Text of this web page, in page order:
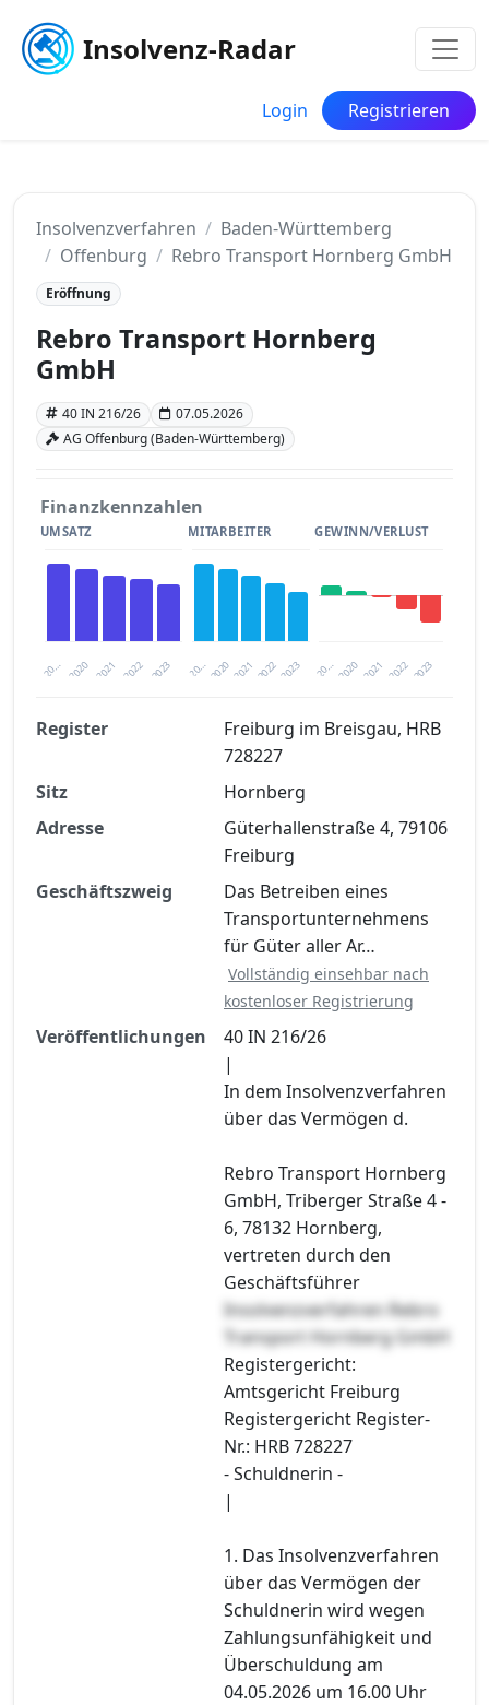
Insolvenz-Radar
Login Registrieren
Insolvenzverfahren
Baden-Württemberg
Offenburg
Rebro Transport Hornberg GmbH
Eröffnung
Rebro Transport Hornberg
GmbH
40 IN 216/26
07.05.2026
AG Offenburg (Baden-Württemberg)
Finanzkennzahlen
UMSATZ
20… 2021 2023
2020 2022
MITARBEITER
20… 2021 2023
2020 2022
GEWINN/VERLUST
20… 2021 2023
2020 2022
Finanzkennzahlen nach kostenloser
Registrierung verfügbar
Jetzt kostenlos registrieren
Register
Freiburg im Breisgau, HRB
728227
Sitz
Hornberg
Adresse
Güterhallenstraße 4, 79106
Freiburg
Geschäftszweig
Das Betreiben eines
Transportunternehmens
für Güter aller Ar…
Vollständig einsehbar nach
kostenloser Registrierung
Veröffentlichungen
40 IN 216/26
|
In dem Insolvenzverfahren
über das Vermögen d.
Rebro Transport Hornberg
GmbH, Triberger Straße 4 -
6, 78132 Hornberg,
vertreten durch den
Geschäftsführer
Insolvenzverfahren Rebro
Transport Hornberg GmbH
Registergericht:
Amtsgericht Freiburg
Registergericht Register-
Nr.: HRB 728227
- Schuldnerin -
|
1. Das Insolvenzverfahren
über das Vermögen der
Schuldnerin wird wegen
Zahlungsunfähigkeit und
Überschuldung am
04.05.2026 um 16.00 Uhr